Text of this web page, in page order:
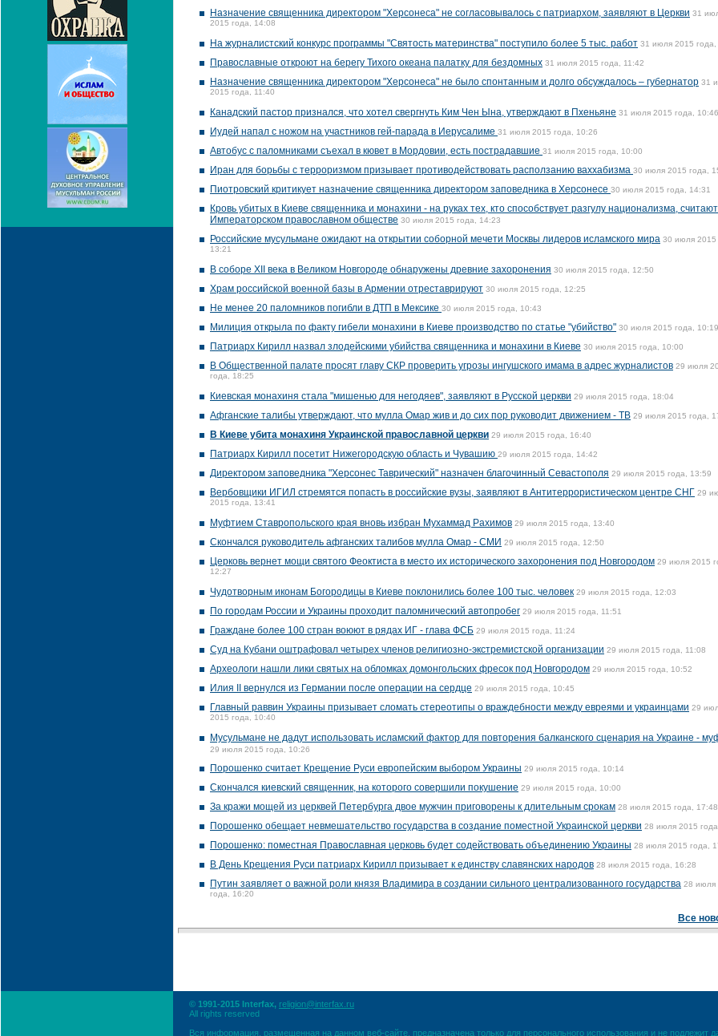
Назначение священника директором "Херсонеса" не согласовывалось с патриархом, заявляют в Церкви 31
2015 года, 14:08
На журналистский конкурс программы "Святость материнства" поступило более 5 тыс. работ 31 июля 2015 года,
Православные откроют на берегу Тихого океана палатку для бездомных 31 июля 2015 года, 11:42
Назначение священника директором "Херсонеса" не было спонтанным и долго обсуждалось – губернатор 31
2015 года, 11:40
Канадский пастор признался, что хотел свергнуть Ким Чен Ына, утверждают в Пхеньяне 31 июля 2015 года, 10:46
Иудей напал с ножом на участников гей-парада в Иерусалиме 31 июля 2015 года, 10:26
Автобус с паломниками съехал в кювет в Мордовии, есть пострадавшие 31 июля 2015 года, 10:00
Иран для борьбы с терроризмом призывает противодействовать расползанию ваххабизма 30 июля 2015 года,
Пиотровский критикует назначение священника директором заповедника в Херсонесе 30 июля 2015 года, 14:31
Кровь убитых в Киеве священника и монахини - на руках тех, кто способствует разгулу национализма,
Императорском православном обществе 30 июля 2015 года, 14:23
Российские мусульмане ожидают на открытии соборной мечети Москвы лидеров исламского мира 30 июля 2015
13:21
В соборе XII века в Великом Новгороде обнаружены древние захоронения 30 июля 2015 года, 12:50
Храм российской военной базы в Армении отреставрируют 30 июля 2015 года, 12:25
Не менее 20 паломников погибли в ДТП в Мексике 30 июля 2015 года, 10:43
Милиция открыла по факту гибели монахини в Киеве производство по статье "убийство" 30 июля 2015 года, 10:19
Патриарх Кирилл назвал злодейскими убийства священника и монахини в Киеве 30 июля 2015 года, 10:00
В Общественной палате просят главу СКР проверить угрозы ингушского имама в адрес журналистов 29 июля
года, 18:25
Киевская монахиня стала "мишенью для негодяев", заявляют в Русской церкви 29 июля 2015 года, 18:04
Афганские талибы утверждают, что мулла Омар жив и до сих пор руководит движением - ТВ 29 июля 2015 года,
В Киеве убита монахиня Украинской православной церкви 29 июля 2015 года, 16:40
Патриарх Кирилл посетит Нижегородскую область и Чувашию 29 июля 2015 года, 14:42
Директором заповедника "Херсонес Таврический" назначен благочинный Севастополя 29 июля 2015 года, 13:59
Вербовщики ИГИЛ стремятся попасть в российские вузы, заявляют в Антитеррористическом центре СНГ 29
2015 года, 13:41
Муфтием Ставропольского края вновь избран Мухаммад Рахимов 29 июля 2015 года, 13:40
Скончался руководитель афганских талибов мулла Омар - СМИ 29 июля 2015 года, 12:50
Церковь вернет мощи святого Феоктиста в место их исторического захоронения под Новгородом 29 июля 2015
12:27
Чудотворным иконам Богородицы в Киеве поклонились более 100 тыс. человек 29 июля 2015 года, 12:03
По городам России и Украины проходит паломнический автопробег 29 июля 2015 года, 11:51
Граждане более 100 стран воюют в рядах ИГ - глава ФСБ 29 июля 2015 года, 11:24
Суд на Кубани оштрафовал четырех членов религиозно-экстремистской организации 29 июля 2015 года, 11:08
Археологи нашли лики святых на обломках домонгольских фресок под Новгородом 29 июля 2015 года, 10:52
Илия II вернулся из Германии после операции на сердце 29 июля 2015 года, 10:45
Главный раввин Украины призывает сломать стереотипы о враждебности между евреями и украинцами 29
2015 года, 10:40
Мусульмане не дадут использовать исламский фактор для повторения балканского сценария на Украине -
29 июля 2015 года, 10:26
Порошенко считает Крещение Руси европейским выбором Украины 29 июля 2015 года, 10:14
Скончался киевский священник, на которого совершили покушение 29 июля 2015 года, 10:00
За кражи мощей из церквей Петербурга двое мужчин приговорены к длительным срокам 28 июля 2015 года, 17:48
Порошенко обещает невмешательство государства в создание поместной Украинской церкви 28 июля 2015
Порошенко: поместная Православная церковь будет содействовать объединению Украины 28 июля 2015 года,
В День Крещения Руси патриарх Кирилл призывает к единству славянских народов 28 июля 2015 года, 16:28
Путин заявляет о важной роли князя Владимира в создании сильного централизованного государства 28 июля
года, 16:20
Все
© 1991-2015 Interfax, religion@interfax.ru
All rights reserved
Вся информация, размещенная на данном веб-сайте, предназначена только для персонального использования и не